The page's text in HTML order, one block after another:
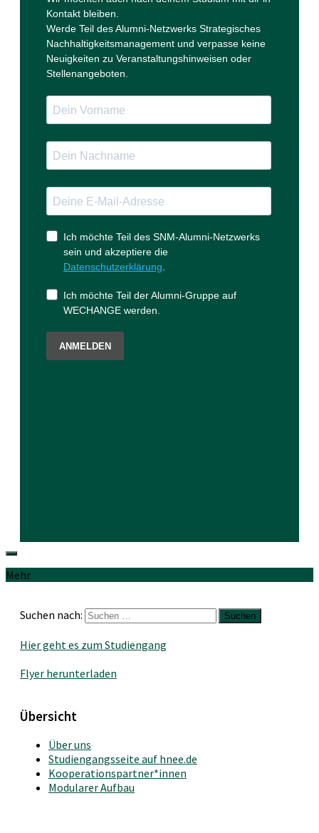
Mehr
Suchen nach:
Hier geht es zum Studiengang
Flyer herunterladen
Übersicht
Über uns
Studiengangsseite auf hnee.de
Kooperationspartner*innen
Modularer Aufbau